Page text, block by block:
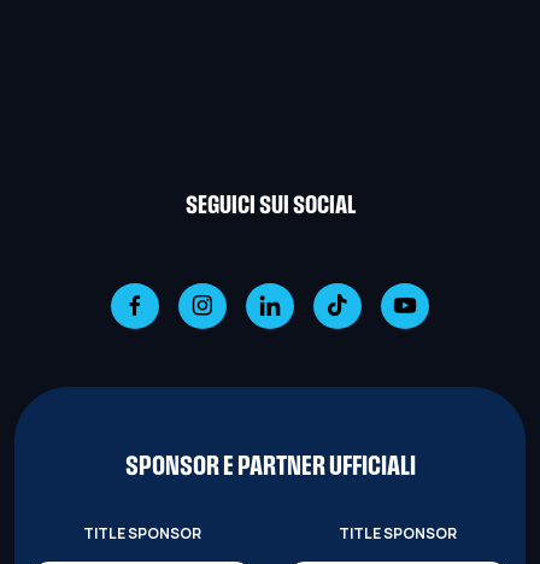
SEGUICI SUI SOCIAL
SPONSOR E PARTNER UFFICIALI
TITLE SPONSOR TITLE SPONSOR